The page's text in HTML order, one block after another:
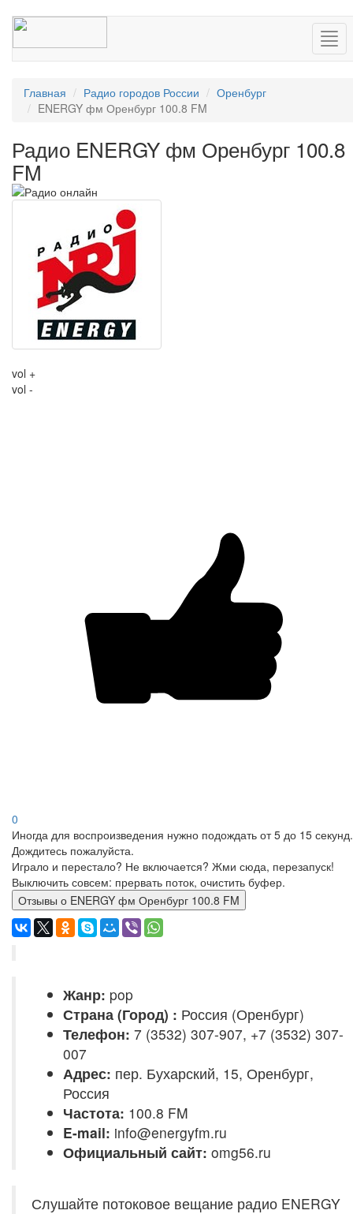
Главная Радио городов России
Оренбург
ENERGY фм Оренбург 100.8 FM
Радио ENERGY фм Оренбург 100.8
FM
vol +
vol -
0
Иногда для воспроизведения нужно подождать от 5 до 15 секунд.
Дождитесь пожалуйста.
Играло и перестало? Не включается? Жми сюда, перезапуск!
Выключить совсем: прервать поток, очистить буфер.
Отзывы о ENERGY фм Оренбург 100.8 FM
Жанр: pop
Страна (Город) : Россия (Оренбург)
Телефон: 7 (3532) 307-907, +7 (3532) 307-
007
Адрес: пер. Бухарский, 15, Оренбург,
Россия
Частота: 100.8 FM
E-mail: info@energyfm.ru
Официальный сайт: omg56.ru
Слушайте потоковое вещание радио ENERGY